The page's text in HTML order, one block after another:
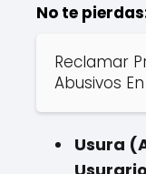
No te
Reclamar
Abusivos
Usura